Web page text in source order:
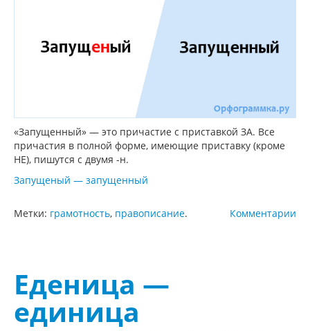
«Запущенный» — это причастие с приставкой ЗА. Все
причастия в полной форме, имеющие приставку (кроме
НЕ), пишутся с двумя -н.
Запущеный — запущенный
Комментарии
Метки: грамотность, правописание.
Еденица —
единица